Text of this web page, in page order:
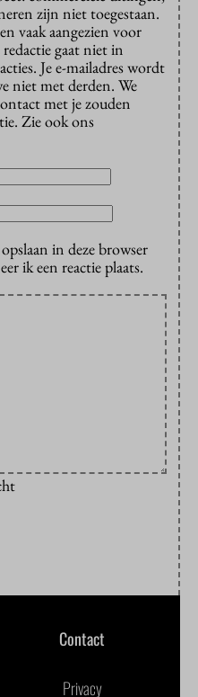
zijn niet toegestaan.
vaak aangezien voor
gaat niet in
Je e-mailadres wordt
niet met derden. We
met je zouden
Zie ook ons
in deze browser
ik een reactie plaats.
Contact
Privacy